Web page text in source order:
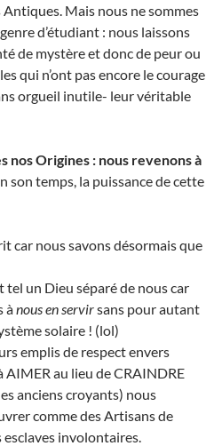
Mais nous ne sommes
d’étudiant : nous laissons
de mystère et donc de peur ou
qui n’ont pas encore le courage
orgueil inutile- leur véritable
nos Origines : nous revenons à
son temps, la puissance de cette
car nous savons désormais que
tel un Dieu séparé de nous car
ànous en servirsans pour autant
solaire ! (lol)
emplis de respect envers
AIMER au lieu de CRAINDRE
anciens croyants) nous
comme des Artisans de
involontaires.